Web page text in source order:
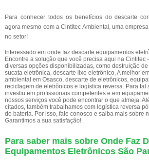
Para conhecer todos os benefícios do descarte
agora mesmo com a Cintitec Ambiental, uma
no setor!
Interessado em onde faz descarte equipamentos
Encontre a solução que você precisa aqui na Cintitec
diversas opções disponibilizadas, como destruição
sucata eletrônica, descarte lixo eletrônico, A melhor
ambiental em Osasco, descarte de eletrônicos,
reciclagem de eletrônicos e logística reversa. Para tal
investiu em profissionais competentes e em
nossos serviços você pode encontrar o que almeja.
citados, também trabalhamos com logística reversa
de bateria. Por isso, fale conosco e saiba mais sobre
Garantimos a sua satisfação!
Para saber mais sobre Onde Faz
Equipamentos Eletrônicos São